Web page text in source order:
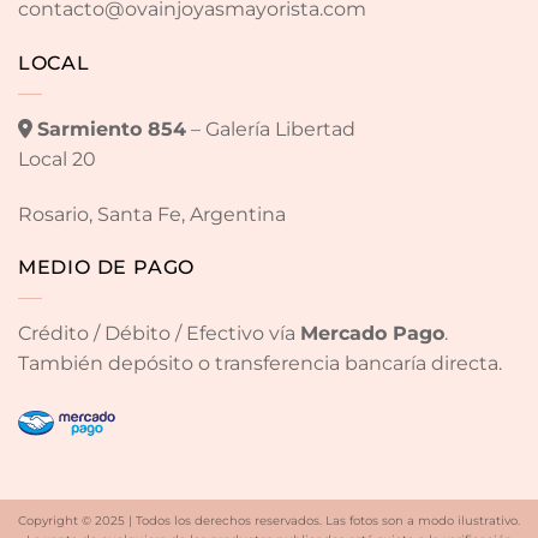
LOCAL
Sarmiento 854– Galería Libertad
Local 20
Rosario, Santa Fe, Argentina
MEDIO DE PAGO
Crédito / Débito / Efectivo vía Mercado Pago.
También depósito o transferencia bancaría directa.
contacto@ovainjoyasmayorista.com
Copyright © 2025 | Todos los derechos reservados. Las fotos son a modo ilustrativo.